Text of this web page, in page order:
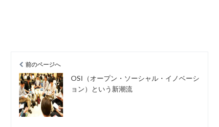
前のページへ
OSI（オープン・ソーシャル・イノベーシ
ョン）という新潮流